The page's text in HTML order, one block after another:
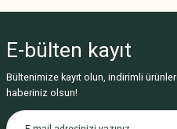
E-bülten kayıt
Bültenimize kayıt olun, indirimli
haberiniz olsun!